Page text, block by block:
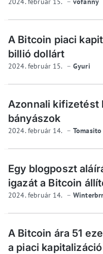
A Bitcoin piaci
billió dollárt
2024. február 15. Gyuri
Azonnali kifizetést
bányászok
2024. február 14. Tomasito
Egy blogposzt
igazát a Bitcoin
2024. február 14.
A Bitcoin ára 51
a piaci kapitalizáció